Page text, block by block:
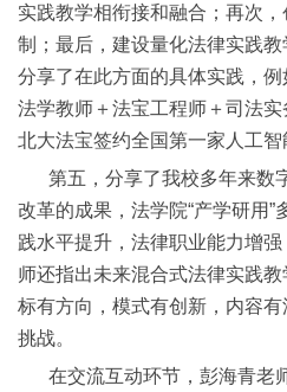
实践教学相衔接和融合；再次
制；最后，建设量化法律实践
分享了在此方面的具体实践，例
法学教师＋法宝工程师＋司法
北大法宝签约全国第一家人工智
第五，分享了我校多年来数
改革的成果，法学院“产学研用
践水平提升，法律职业能力增
师还指出未来混合式法律实践
标有方向，模式有创新，内容
挑战。
在交流互动环节，彭海青老